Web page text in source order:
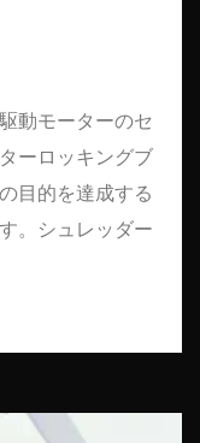
動モーターのセ
ーロッキングブ
目的を達成する
。シュレッダー